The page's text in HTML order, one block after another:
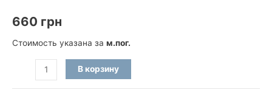
660 грн
Стоимость указана за м.пог.
Количество
товара
В корзину